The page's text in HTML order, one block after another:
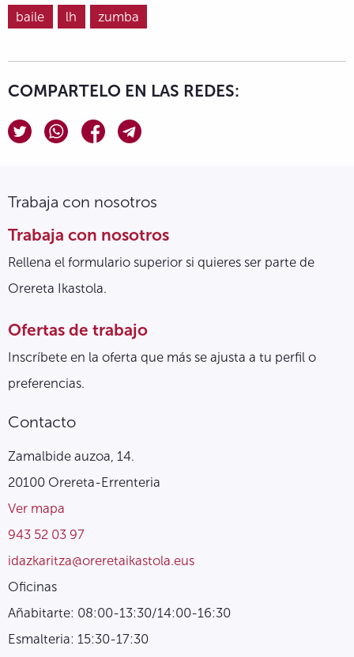
baile lh zumba
COMPARTELO EN LAS REDES:
Trabaja con nosotros
Trabaja con nosotros
Rellena el formulario superior si quieres ser parte de
Orereta Ikastola.
Ofertas de trabajo
Inscríbete en la oferta que más se ajusta a tu perfil o
preferencias.
Contacto
Zamalbide auzoa, 14.
20100 Orereta-Errenteria
Ver mapa
943 52 03 97
idazkaritza@oreretaikastola.eus
Oficinas
Añabitarte: 08:00-13:30/14:00-16:30
Esmalteria: 15:30-17:30